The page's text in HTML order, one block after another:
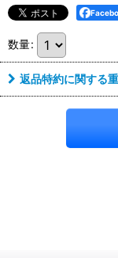
数量:
返品特約に関する